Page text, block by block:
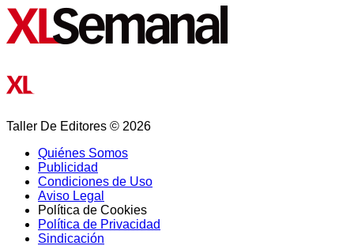
Taller De Editores © 2026
Quiénes Somos
Publicidad
Condiciones de Uso
Aviso Legal
Política de Cookies
Política de Privacidad
Sindicación